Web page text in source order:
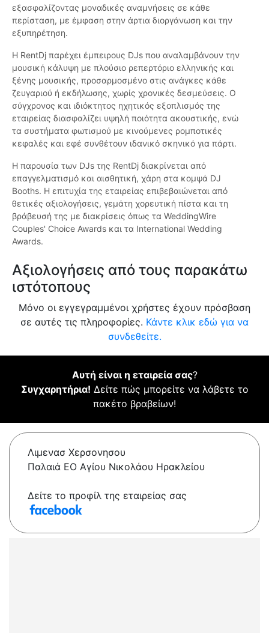
εξασφαλίζοντας μοναδικές αναμνήσεις σε κάθε
περίσταση, με έμφαση στην άρτια διοργάνωση και την
εξυπηρέτηση.
Η RentDj παρέχει έμπειρους DJs που αναλαμβάνουν την
μουσική κάλυψη με πλούσιο ρεπερτόριο ελληνικής και
ξένης μουσικής, προσαρμοσμένο στις ανάγκες κάθε
ζευγαριού ή εκδήλωσης, χωρίς χρονικές δεσμεύσεις. Ο
σύγχρονος και ιδιόκτητος ηχητικός εξοπλισμός της
εταιρείας διασφαλίζει υψηλή ποιότητα ακουστικής, ενώ
τα συστήματα φωτισμού με κινούμενες ρομποτικές
κεφαλές και εφέ συνθέτουν ιδανικό σκηνικό για πάρτι.
Η παρουσία των DJs της RentDj διακρίνεται από
επαγγελματισμό και αισθητική, χάρη στα κομψά DJ
Booths. Η επιτυχία της εταιρείας επιβεβαιώνεται από
θετικές αξιολογήσεις, γεμάτη χορευτική πίστα και τη
βράβευσή της με διακρίσεις όπως τα WeddingWire
Couples' Choice Awards και τα International Wedding
Awards.
Αξιολογήσεις από τους παρακάτω
ιστότοπους
Μόνο οι εγγεγραμμένοι χρήστες έχουν πρόσβαση
σε αυτές τις πληροφορίες. Κάντε κλικ εδώ για να
συνδεθείτε.
Αυτή είναι η εταιρεία σας?
Συγχαρητήρια! Δείτε πώς μπορείτε να λάβετε το
πακέτο βραβείων!
Λιμενασ Χερσονησου
Παλαιά ΕΟ Αγίου Νικολάου Ηρακλείου
Δείτε το προφίλ της εταιρείας σας